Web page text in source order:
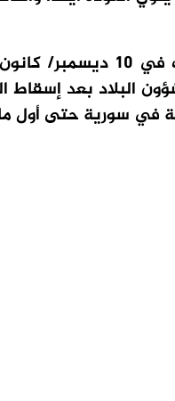
وكانت الإدارة السورية
البلاد بعد إسقاط
سورية حتى أول مارس/